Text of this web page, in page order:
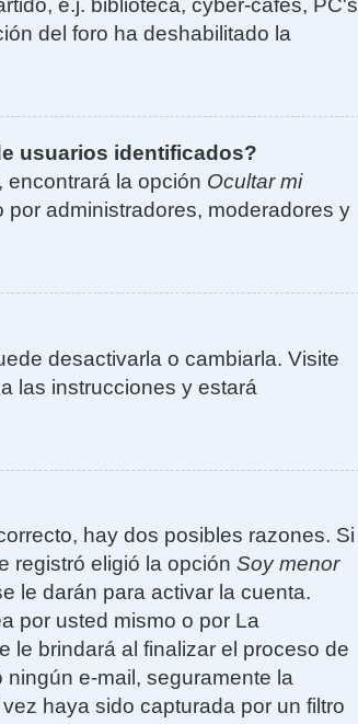
e.j. biblioteca, cyber-cafés, PC's
del foro ha deshabilitado la
usuarios identificados?
encontrará la opción Ocultar mi
por administradores, moderadores y
desactivarla o cambiarla. Visite
las instrucciones y estará
hay dos posibles razones. Si
registró eligió la opción Soy menor
le darán para activar la cuenta.
por usted mismo o por La
le brindará al finalizar el proceso de
e-mail, seguramente la
haya sido capturada por un filtro